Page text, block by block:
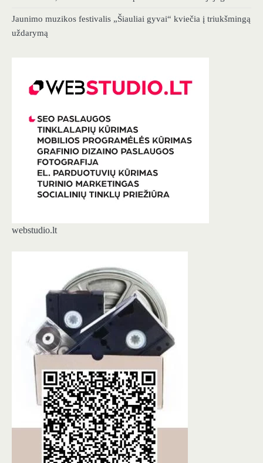
Jaunimo muzikos festivalis „Šiauliai gyvai“ kviečia į triukšmingą
uždarymą
webstudio.lt